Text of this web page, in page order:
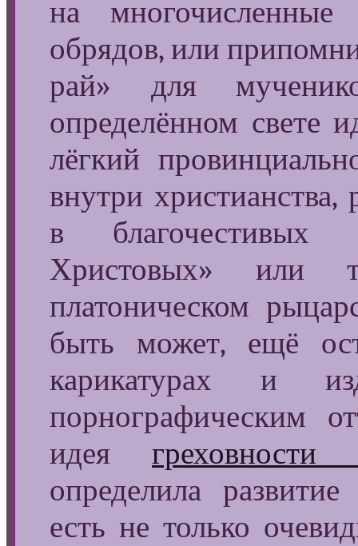
на
обрядов, или
рай» для
определённом свете
лёгкий
внутри христианства,
в благочестивых
Христовых» или
платоническом
быть может, ещё
карикатурах и
порнографическим
идея греховности
определила
есть не только